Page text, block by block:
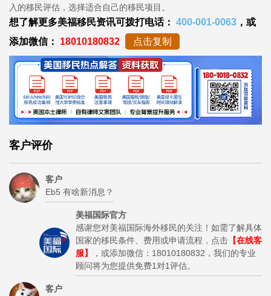
入的移民评估，选择适合自己的移民项目。
想了解更多美福移民资讯可拨打电话： 400-001-0063 ，或
添加微信： 18010180832 点击复制
客户评价
客户
Eb5 有啥新消息？
美福国际官方
感谢您对美福国际海外移民的关注！如需了解具体
国家的移民条件、费用或申请流程，点击 【在线客
服】
，或添加微信：18010180832，我们的专业
顾问将为您提供免费1对1评估。
客户